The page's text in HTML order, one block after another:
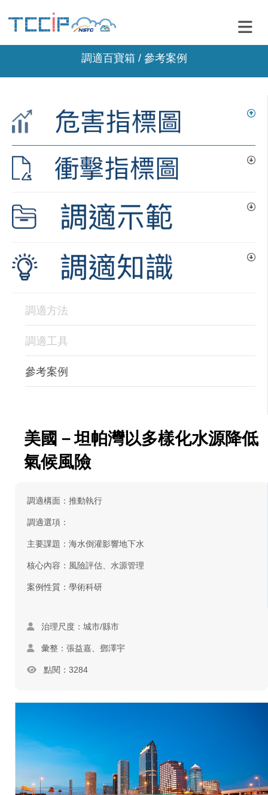
調適百寶箱 / 參考案例
調適方法
調適工具
參考案例
美國－坦帕灣以多樣化水源降低
氣候風險
調適構面：推動執行
調適選項：
主要課題：海水倒灌影響地下水
核心內容：風險評估、水源管理
案例性質：學術科研
治理尺度：城市/縣市
彙整：張益嘉、鄧澤宇
點閱：3284